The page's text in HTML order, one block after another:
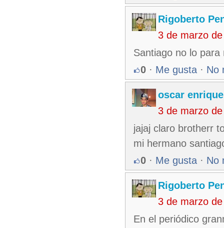
Rigoberto
3 de marzo
Santiago no lo
0 · Me gusta · No
oscar enrique
3 de marzo
jajaj claro brotherr
mi hermano
0 · Me gusta · No
Rigoberto
3 de marzo
En el periódico